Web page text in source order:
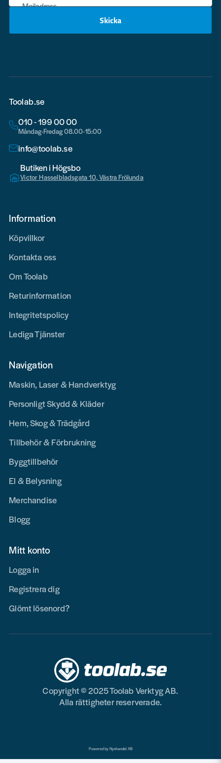
Mejladress
Skicka
Toolab.se
010 - 199 00 00
Måndag-Fredag 08.00-15:00
info@toolab.se
Butiken i Högsbo
Victor Hasselbladsgata 10, Västra Frölunda
Information
Köpvillkor
Kontakta oss
Om Toolab
Returinformation
Integritetspolicy
Lediga Tjänster
Navigation
Maskin, Laser & Handverktyg
Personligt Skydd & Kläder
Hem, Skog & Trädgård
Tillbehör & Förbrukning
Byggtillbehör
El & Belysning
Merchandise
Blogg
Mitt konto
Logga in
Registrera dig
Glömt lösenord?
Copyright © 2025 Toolab Verktyg AB.
Alla rättigheter reserverade.
Powered by Nyehandel AB